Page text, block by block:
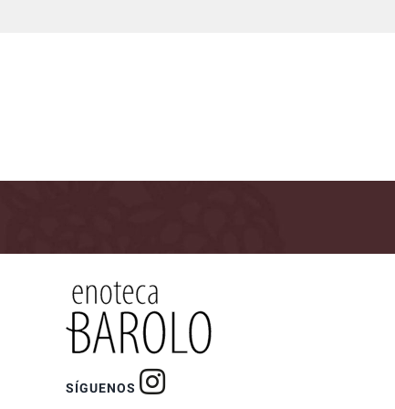
SÍGUENOS